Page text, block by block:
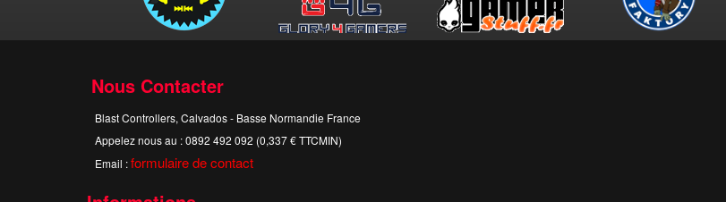
Nous Contacter
Blast Controllers, Calvados - Basse Normandie France
Appelez nous au :0892 492 092 (0,337 € TTCMIN)
Email :formulaire de contact